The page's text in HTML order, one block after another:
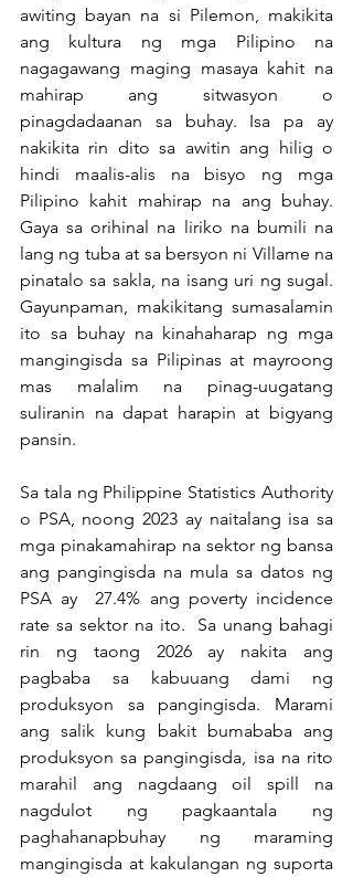
awiting bayan na si Pilemon, makikita
ang kultura ng mga Pilipino na
nagagawang maging masaya kahit na
mahirap ang sitwasyon o
pinagdadaanan sa buhay. Isa pa ay
nakikita rin dito sa awitin ang hilig o
hindi maalis-alis na bisyo ng mga
Pilipino kahit mahirap na ang buhay.
Gaya sa orihinal na liriko na bumili na
lang ng tuba at sa bersyon ni Villame na
pinatalo sa sakla, na isang uri ng sugal.
Gayunpaman, makikitang sumasalamin
ito sa buhay na kinahaharap ng mga
mangingisda sa Pilipinas at mayroong
mas malalim na pinag-uugatang
suliranin na dapat harapin at bigyang
pansin.
Sa tala ng Philippine Statistics Authority
o PSA, noong 2023 ay naitalang isa sa
mga pinakamahirap na sektor ng bansa
ang pangingisda na mula sa datos ng
PSA ay  27.4% ang poverty incidence
rate sa sektor na ito.  Sa unang bahagi
rin ng taong 2026 ay nakita ang
pagbaba sa kabuuang dami ng
produksyon sa pangingisda. Marami
ang salik kung bakit bumababa ang
produksyon sa pangingisda, isa na rito
marahil ang nagdaang oil spill na
nagdulot ng pagkaantala ng
paghahanapbuhay ng maraming
mangingisda at kakulangan ng suporta